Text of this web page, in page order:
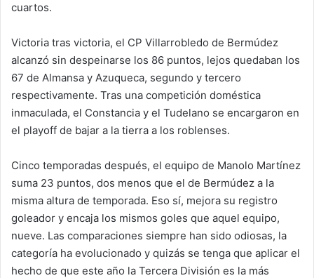
cuartos.
Victoria tras victoria, el CP Villarrobledo de Bermúdez
alcanzó sin despeinarse los 86 puntos, lejos quedaban los
67 de Almansa y Azuqueca, segundo y tercero
respectivamente. Tras una competición doméstica
inmaculada, el Constancia y el Tudelano se encargaron en
el playoff de bajar a la tierra a los roblenses.
Cinco temporadas después, el equipo de Manolo Martínez
suma 23 puntos, dos menos que el de Bermúdez a la
misma altura de temporada. Eso sí, mejora su registro
goleador y encaja los mismos goles que aquel equipo,
nueve. Las comparaciones siempre han sido odiosas, la
categoría ha evolucionado y quizás se tenga que aplicar el
hecho de que este año la Tercera División es la más